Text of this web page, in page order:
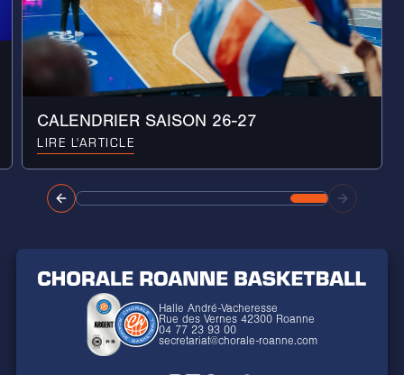
CALENDRIER SAISON 26-27
LIRE L'ARTICLE
Halle André-Vacheresse
Rue des Vernes 42300 Roanne
04 77 23 93 00
secretariat@chorale-roanne.com